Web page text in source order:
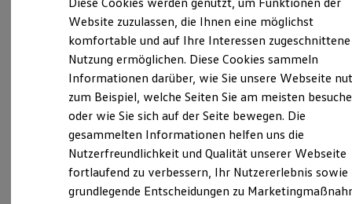
Profi Paket
TopDeal
Gebrauchtwagen
ProfiPartner für Gebrauchtwagen
Zertifizierte Gebrauchtwagen
Finanzierung
Für Privatkunden
Für Gewerbekunden
Leasing
Für Privatkunden
Für Gewerbekunden
Versicherungen & Garantien
Garantien
Kfz-Versicherung für Nutzfahrzeuge
Impressum & Rechtliches
Mühlenstraße 45, 48703 Stadtlohn
Montag Freitag 07:00 - 18:00
Samstag
08:00-12:30 Uhr
Website zuzulassen, die Ihnen eine möglichst
komfortable und auf Ihre Interessen zugeschnittene
Nutzung ermöglichen. Diese Cookies sammeln
Informationen darüber, wie Sie unsere Webseite
zum Beispiel, welche Seiten Sie am meisten
oder wie Sie sich auf der Seite bewegen. Die
gesammelten Informationen helfen uns die
Nutzerfreundlichkeit und Qualität unserer Webseite
fortlaufend zu verbessern, Ihr Nutzererlebnis sowie
grundlegende Entscheidungen zu